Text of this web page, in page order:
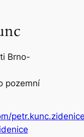
Brno-
pozemní